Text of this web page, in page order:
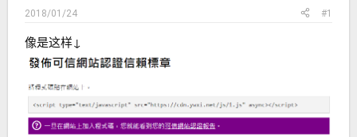
2018/01/24 #1
像是这样↓